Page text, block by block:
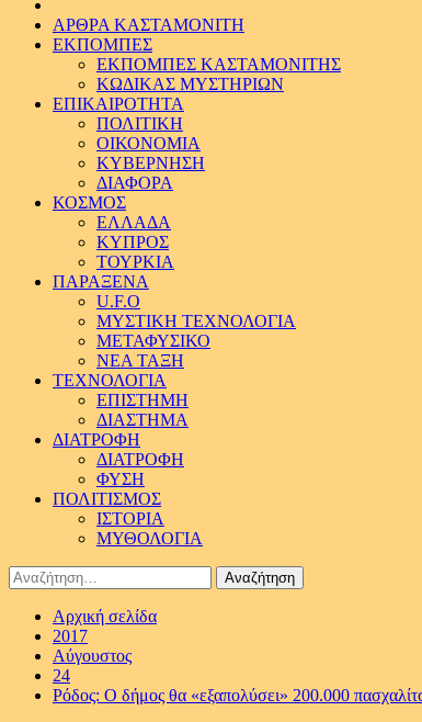
ΑΡΘΡΑ ΚΑΣΤΑΜΟΝΙΤΗ
ΕΚΠΟΜΠΕΣ
ΕΚΠΟΜΠΕΣ ΚΑΣΤΑΜΟΝΙΤΗΣ
ΚΩΔΙΚΑΣ ΜΥΣΤΗΡΙΩΝ
ΕΠΙΚΑΙΡΟΤΗΤΑ
ΠΟΛΙΤΙΚΗ
ΟΙΚΟΝΟΜΙΑ
ΚΥΒΕΡΝΗΣΗ
ΔΙΑΦΟΡΑ
ΚΟΣΜΟΣ
ΕΛΛΑΔΑ
ΚΥΠΡΟΣ
ΤΟΥΡΚΙΑ
ΠΑΡΑΞΕΝΑ
U.F.O
ΜΥΣΤΙΚΗ ΤΕΧΝΟΛΟΓΙΑ
ΜΕΤΑΦΥΣΙΚΟ
ΝΕΑ ΤΑΞΗ
ΤΕΧΝΟΛΟΓΙΑ
ΕΠΙΣΤΗΜΗ
ΔΙΑΣΤΗΜΑ
ΔΙΑΤΡΟΦΗ
ΔΙΑΤΡΟΦΗ
ΦΥΣΗ
ΠΟΛΙΤΙΣΜΟΣ
ΙΣΤΟΡΙΑ
ΜΥΘΟΛΟΓΙΑ
Αναζήτηση
για:
Αρχική σελίδα
2017
Αύγουστος
24
Ρόδος: Ο δήμος θα «εξαπολύσει» 200.000